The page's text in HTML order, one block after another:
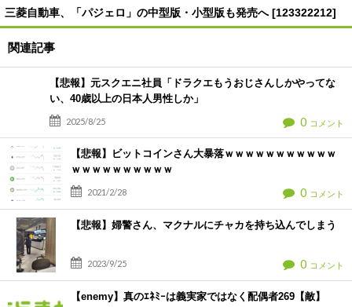
三菱自動車、「パジェロ」の中型版・小型版も発売へ [123322212]
関連記事
【悲報】元スクエニ社員「ドラクエもうおじさんしかやってな
い、40歳以上の日本人男性しか」
2025/8/25 0 コメント
【悲報】ビットコインさん大暴落ｗｗｗｗｗｗｗｗｗｗｗ
ｗｗｗｗｗｗｗｗｗｗ
2021/2/28 0 コメント
【悲報】婦警さん、マクナルにチャカを持ち込んでしまう
2023/9/25 0 コメント
【enemy】真のｴﾈﾐｰは義実家ではなく配偶者269【敵】